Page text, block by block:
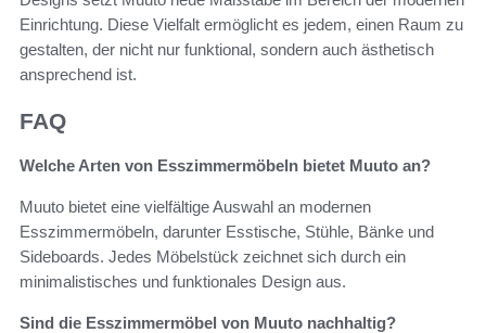
Einrichtung. Diese Vielfalt ermöglicht es jedem, einen Raum zu
gestalten, der nicht nur funktional, sondern auch ästhetisch
ansprechend ist.
FAQ
Welche Arten von Esszimmermöbeln bietet Muuto an?
Muuto bietet eine vielfältige Auswahl an modernen
Esszimmermöbeln, darunter Esstische, Stühle, Bänke und
Sideboards. Jedes Möbelstück zeichnet sich durch ein
minimalistisches und funktionales Design aus.
Sind die Esszimmermöbel von Muuto nachhaltig?